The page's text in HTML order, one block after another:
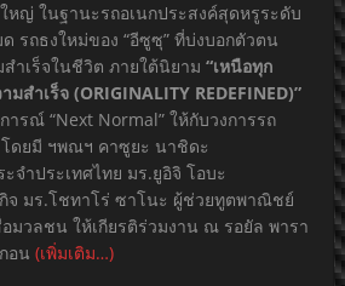
ใหญ่ ในฐานะรถอเนกประสงค์สุดหรูระดับ
รถธงใหม่ของ “อีซูซุ” ที่บ่งบอกตัวตน
ำเร็จในชีวิต ภายใต้นิยาม “เหนือทุก
สำเร็จ (ORIGINALITY REDEFINED)”
ารณ์ “Next Normal” ให้กับวงการรถ
โดยมี ฯพณฯ คาซูยะ นาชิดะ
จำประเทศไทย มร.ยูอิจิ โอบะ
จ มร.โชทาโร่ ซาโนะ ผู้ช่วยทูตพาณิชย์
มวลชน ให้เกียรติร่วมงาน ณ รอยัล พารา
อน (เพิ่มเติม…)